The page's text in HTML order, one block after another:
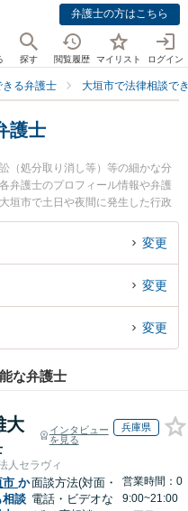
弁護士の方はこちら
探す 閲覧履歴 マイリスト ログイン
る弁護士 大垣市で法律相談で
護士
（処分取り消し等）等の細かな分
弁護士のプロフィール情報や弁護
垣市で土日や夜間に発生した行政
い』『行政事件のトラブル解決の
回相談無料で行政事件を法律相談
変更
変更
変更
な弁護士
大
インタビュー
を見る
兵庫県
人セラヴィ
市 か
相談
面談方法(対面・
電話・ビデオな
営業時間：0
9:00~21:00